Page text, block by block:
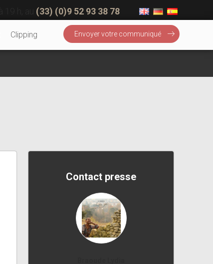
(33) (0)9 52 93 38 78
Clipping Envoyer votre communiqué
Contact presse